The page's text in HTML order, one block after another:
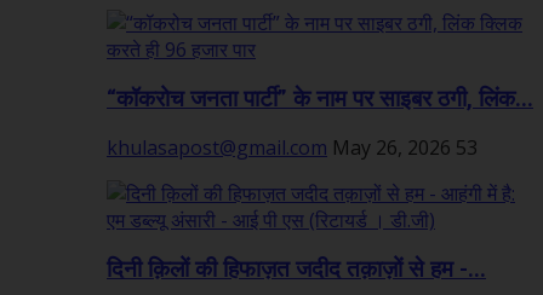
“कॉकरोच जनता पार्टी” के नाम पर साइबर ठगी, लिंक...
khulasapost@gmail.com May 26, 2026 53
दिनी क़िलों की हिफाज़त जदीद तक़ाज़ों से हम -...